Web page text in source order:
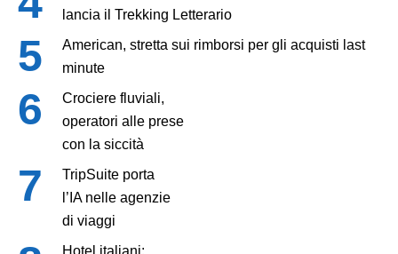
lancia il Trekking Letterario
American, stretta sui rimborsi per gli acquisti last
minute
Crociere fluviali,
operatori alle prese
con la siccità
TripSuite porta
l’IA nelle agenzie
di viaggi
Hotel italiani: